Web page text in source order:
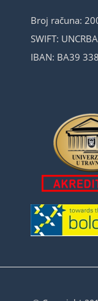
Broj računa:
SWIFT:
IBAN: BA39